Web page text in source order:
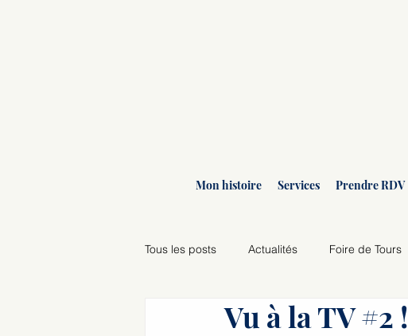
Mon histoire Services Prendre RDV
Tous les posts Actualités Foire de Tours
Agenda des ateliers
Vu à la TV #2 !